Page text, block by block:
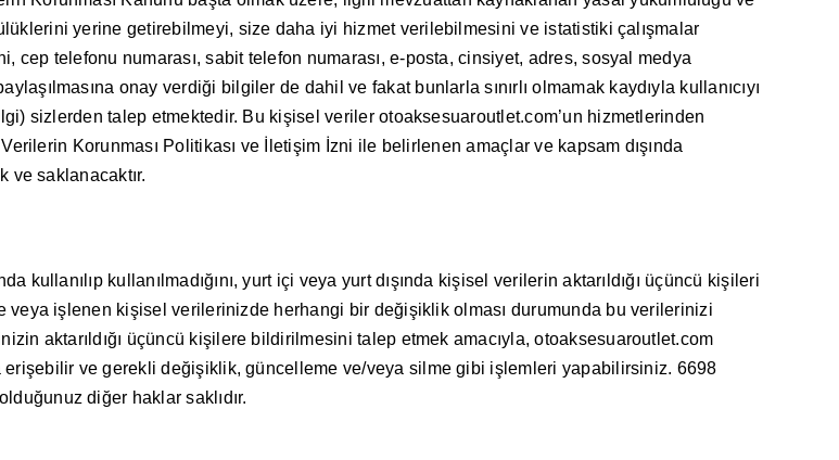
yerine getirebilmeyi, size daha iyi hizmet verilebilmesini ve istatistiki çalışmalar
telefonu numarası, sabit telefon numarası, e-posta, cinsiyet, adres, sosyal medya
onay verdiği bilgiler de dahil ve fakat bunlarla sınırlı olmamak kaydıyla kullanıcıyı
sizlerden talep etmektedir. Bu kişisel veriler otoaksesuaroutlet.com’un hizmetlerinden
Korunması Politikası ve İletişim İzni ile belirlenen amaçlar ve kapsam dışında
ve saklanacaktır.
kullanılmadığını, yurt içi veya yurt dışında kişisel verilerin aktarıldığı üçüncü kişileri
işlenen kişisel verilerinizde herhangi bir değişiklik olması durumunda bu verilerinizi
aktarıldığı üçüncü kişilere bildirilmesini talep etmek amacıyla, otoaksesuaroutlet.com
erişebilir ve gerekli değişiklik, güncelleme ve/veya silme gibi işlemleri yapabilirsiniz. 6698
diğer haklar saklıdır.